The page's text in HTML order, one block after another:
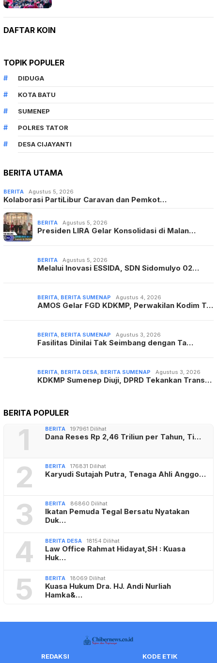
DAFTAR KOIN
TOPIK POPULER
DIDUGA
KOTA BATU
SUMENEP
POLRES TATOR
DESA CIJAYANTI
BERITA UTAMA
BERITA Agustus 5, 2026
Kolaborasi PartiLibur Caravan dan Pemkot…
BERITA Agustus 5, 2026
Presiden LIRA Gelar Konsolidasi di Malan…
BERITA Agustus 5, 2026
Melalui Inovasi ESSIDA, SDN Sidomulyo 02…
BERITA BERITA SUMENAP Agustus 4, 2026
AMOS Gelar FGD KDKMP, Perwakilan Kodim T…
BERITA BERITA SUMENAP Agustus 3, 2026
Fasilitas Dinilai Tak Seimbang dengan Ta…
BERITA BERITA DESA BERITA SUMENAP Agustus 3, 2026
KDKMP Sumenep Diuji, DPRD Tekankan Trans…
BERITA POPULER
1 BERITA 197961 Dilihat
Dana Reses Rp 2,46 Triliun per Tahun, Ti…
2 BERITA 176831 Dilihat
Karyudi Sutajah Putra, Tenaga Ahli Anggo…
3 BERITA 86860 Dilihat
Ikatan Pemuda Tegal Bersatu Nyatakan
Duk…
4 BERITA DESA 18154 Dilihat
Law Office Rahmat Hidayat,SH : Kuasa
Huk…
5 BERITA 18069 Dilihat
Kuasa Hukum Dra. HJ. Andi Nurliah
Hamka&…
REDAKSI KODE ETIK